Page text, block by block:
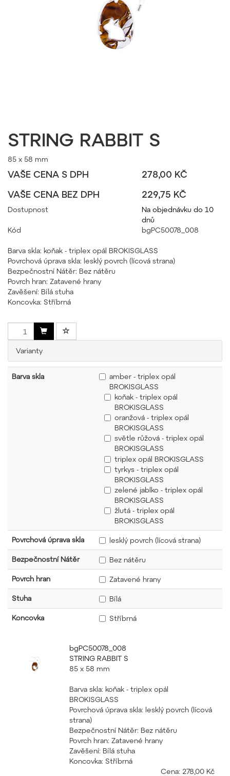
STRING RABBIT S
85 x 58 mm
VAŠE CENA S DPH
278,00 KČ
VAŠE CENA BEZ DPH
229,75 KČ
Dostupnost
Na objednávku do 10
dnů
Kód
bgPC50078_008
Barva skla: koňak - triplex opál BROKISGLASS
Povrchová úprava skla: lesklý povrch (lícová strana)
Bezpečnostní Nátěr: Bez nátěru
Povrch hran: Zatavené hrany
Zavěšení: Bílá stuha
Koncovka: Stříbrná
Varianty
Barva skla
amber - triplex opál
BROKISGLASS
koňak - triplex opál
BROKISGLASS
oranžová - triplex opál
BROKISGLASS
světle růžová - triplex opál
BROKISGLASS
triplex opál BROKISGLASS
tyrkys - triplex opál
BROKISGLASS
zelené jablko - triplex opál
BROKISGLASS
žlutá - triplex opál
BROKISGLASS
Povrchová úprava skla lesklý povrch (lícová strana)
Bezpečnostní Nátěr Bez nátěru
Povrch hran Zatavené hrany
Stuha Bílá
Koncovka Stříbrná
bgPC50078_008
STRING RABBIT S
85 x 58 mm
Barva skla: koňak - triplex opál
BROKISGLASS
Povrchová úprava skla: lesklý povrch (lícová
strana)
Bezpečnostní Nátěr: Bez nátěru
Povrch hran: Zatavené hrany
Zavěšení: Bílá stuha
Koncovka: Stříbrná
Cena: 278,00 Kč